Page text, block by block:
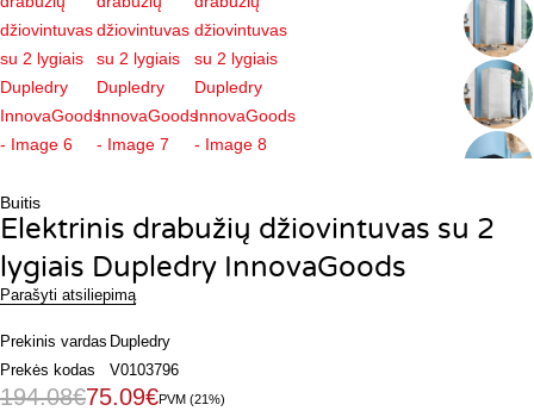
Buitis
Elektrinis drabužių džiovintuvas su 2
lygiais Dupledry InnovaGoods
Parašyti atsiliepimą
Prekinis vardas Dupledry
Prekės kodas
V0103796
194.08€75.09€PVM (21%)